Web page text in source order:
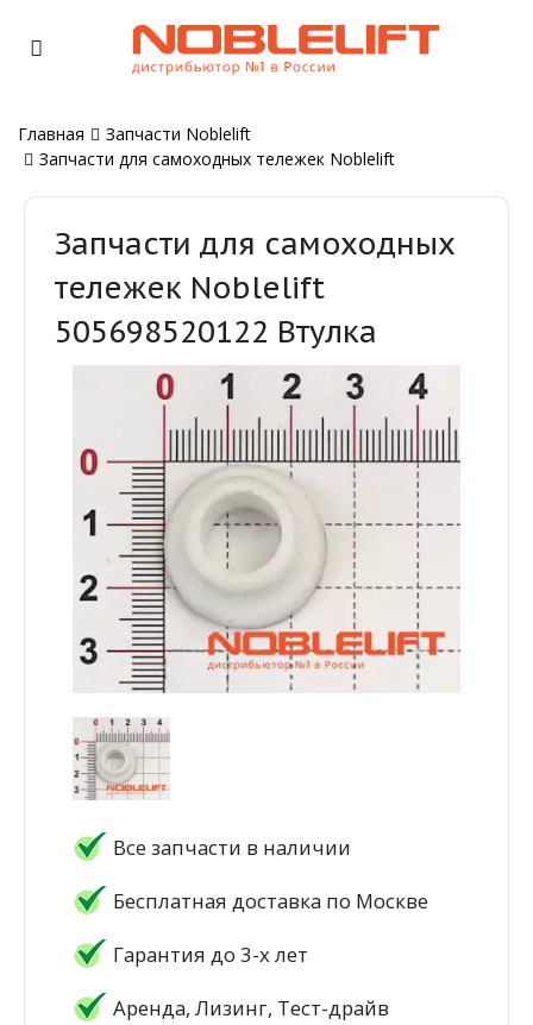
Главная
Запчасти Noblelift
Запчасти для самоходных тележек Noblelift
Запчасти для самоходных
тележек Noblelift
505698520122 Втулка
Все запчасти в наличии
Бесплатная доставка по Москве
Гарантия до 3-х лет
Аренда, Лизинг, Тест-драйв